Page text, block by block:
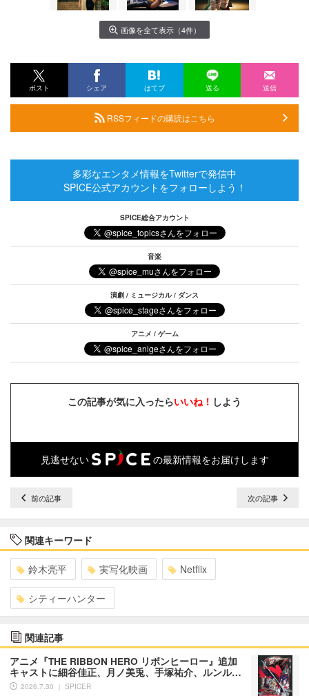
画像を全て表示（4件）
ポスト シェア はてブ 送る 送信
RSSフィードの購読はこちら
多彩なエンタメ情報をTwitterで発信中
SPICE公式アカウントをフォローしよう！
SPICE総合アカウント
音楽
演劇 / ミュージカル / ダンス
アニメ / ゲーム
この記事が気に入ったらいいね！ しよう
見逃せない の最新情報をお届けします
前の記事 次の記事
関連キーワード
鈴木亮平 実写化映画 Netflix
シティーハンター
関連記事
アニメ『THE RIBBON HERO リボンヒーロー』追加
キャストに細谷佳正、月ノ美兎、手塚祐介、ルンル…
2026.7.30 ｜ SPICER